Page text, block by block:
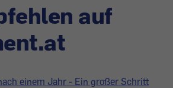
auf
einem Jahr - Ein großer Schritt